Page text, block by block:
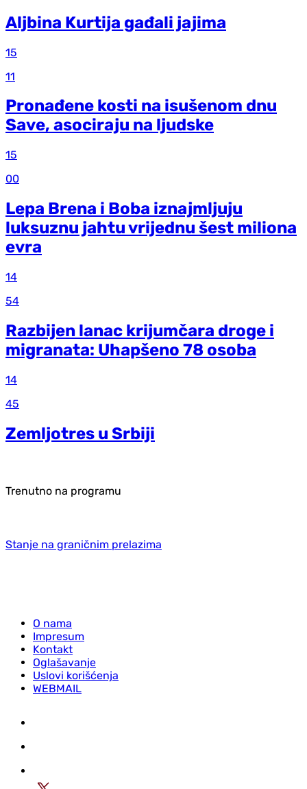
Aljbina Kurtija gađali jajima
15
11
Pronađene kosti na isušenom dnu
Save, asociraju na ljudske
15
00
Lepa Brena i Boba iznajmljuju
luksuznu jahtu vrijednu šest miliona
evra
14
54
Razbijen lanac krijumčara droge i
migranata: Uhapšeno 78 osoba
14
45
Zemljotres u Srbiji
Trenutno na programu
Stanje na graničnim prelazima
O nama
Impresum
Kontakt
Oglašavanje
Uslovi korišćenja
WEBMAIL